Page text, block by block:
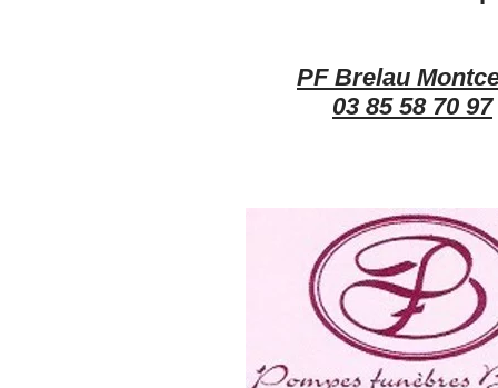
PF Brelau
03 85 58 70 97